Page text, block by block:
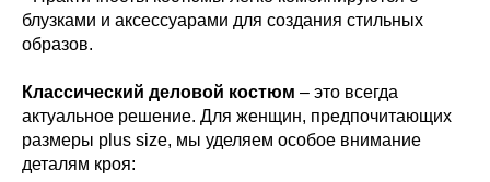
блузками и аксессуарами для создания стильных
образов.
Классический деловой костюм – это всегда
актуальное решение. Для женщин, предпочитающих
размеры plus size, мы уделяем особое внимание
деталям кроя: